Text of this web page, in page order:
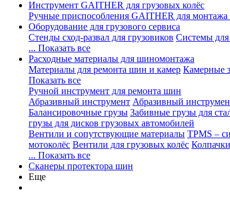
Инструмент GAITHER для грузовых колёс
Ручные приспособления GAITHER для
Оборудование для грузового сервиса
Стенды сход-развал для грузовиков Системы для
... Показать все
Расходные материалы для шиномонтажа
Материалы для ремонта шин и камер Камерные
Показать все
Ручной инструмент для ремонта шин
Абразивный инструмент Абразивный
Балансировочные грузы Забивные грузы для
грузы для дисков грузовых автомобилей
Вентили и сопутствующие материалы TPMS –
мотоколёс Вентили для грузовых колёс
... Показать все
Сканеры протектора шин
Еще